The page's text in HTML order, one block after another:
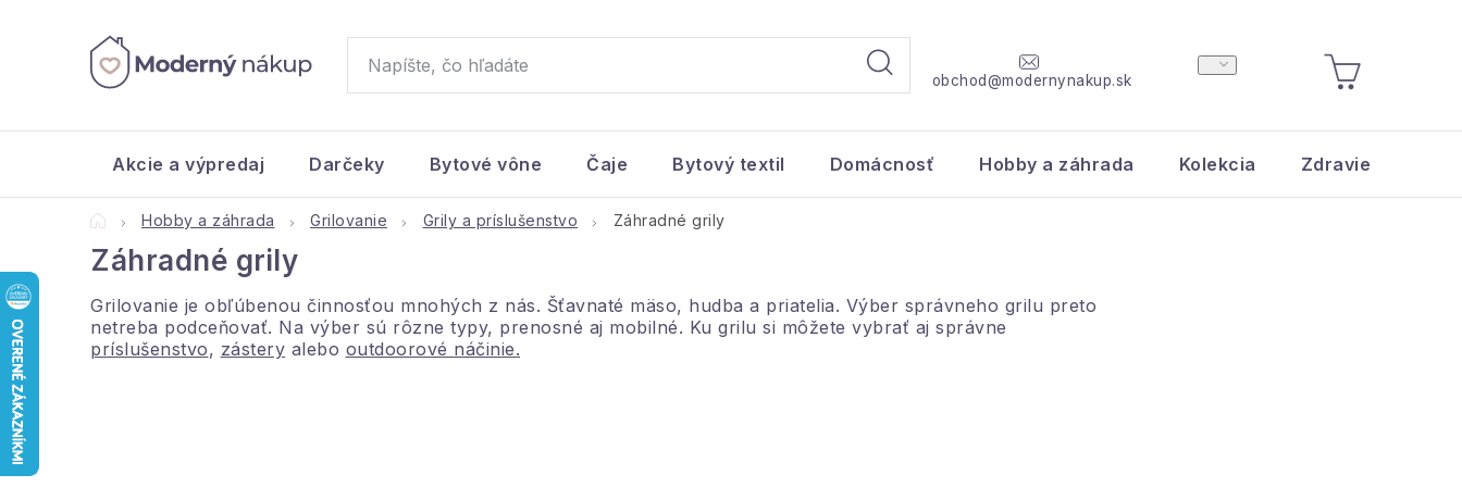
obchod@modernynakup.sk
NÁKUPNÝ
KOŠÍK
Akcie a výpredaj Darčeky Bytové vône Čaje Bytový textil Domácnosť Hobby a záhrada Kolekcia Zdravie a krása
DomovHobby a záhrada Grilovanie Grily a príslušenstvo Záhradné grily
Záhradné grily
Grilovanie je obľúbenou činnosťou mnohých z nás. Šťavnaté mäso, hudba a priatelia. Výber správneho grilu preto
netreba podceňovať. Na výber sú rôzne typy, prenosné aj mobilné. Ku grilu si môžete vybrať aj správne
príslušenstvo, zástery alebo outdoorové náčinie.